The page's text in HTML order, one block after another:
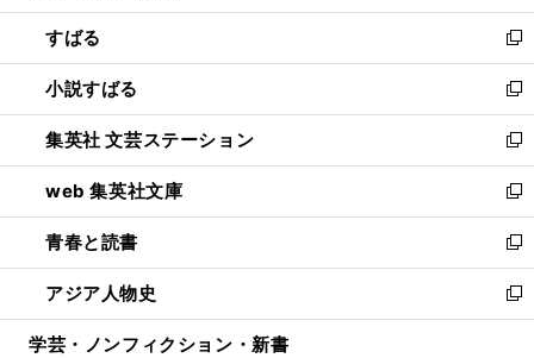
開
く
ウ
で
開
く
ン
ド
ウ
で
開
く
すばる
新
し
い
ウ
ィ
ン
ド
ウ
で
開
く
小説すばる
新
し
い
ウ
ィ
ン
ド
ウ
で
開
集英社 文芸ステーション
新
し
い
ウ
ィ
ン
ド
ウ
web 集英社文庫
新
し
い
ウ
ィ
ン
青春と読書
新
し
い
ウ
アジア人物史
新
し
学芸・ノンフィクション・新書